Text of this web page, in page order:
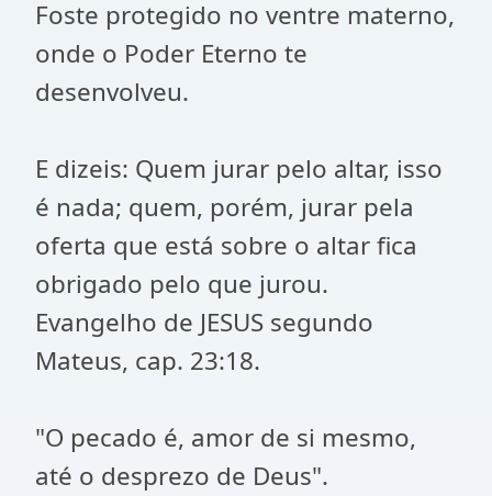
Foste protegido no ventre materno,
onde o Poder Eterno te
desenvolveu.
E dizeis: Quem jurar pelo altar, isso
é nada; quem, porém, jurar pela
oferta que está sobre o altar fica
obrigado pelo que jurou.
Evangelho de JESUS segundo
Mateus, cap. 23:18.
"O pecado é, amor de si mesmo,
até o desprezo de Deus".